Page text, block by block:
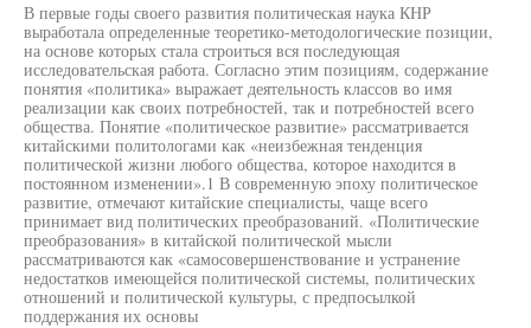
В первые годы своего развития политическая наука КНР
выработала определенные теоретико-методологические позиции,
на основе которых стала строиться вся последующая
исследовательская работа. Согласно этим позициям, содержание
понятия «политика» выражает деятельность классов во имя
реализации как своих потребностей, так и потребностей всего
общества. Понятие «политическое развитие» рассматривается
китайскими политологами как «неизбежная тенденция
политической жизни любого общества, которое находится в
постоянном изменении».1 В современную эпоху политическое
развитие, отмечают китайские специалисты, чаще всего
принимает вид политических преобразований. «Политические
преобразования» в китайской политической мысли
рассматриваются как «самосовершенствование и устранение
недостатков имеющейся политической системы, политических
отношений и политической культуры, с предпосылкой
поддержания их основы